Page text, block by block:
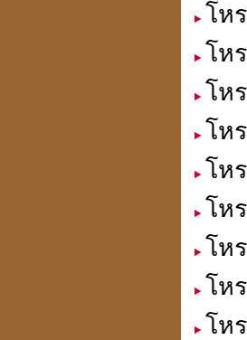
โห
โห
โห
โห
โห
โห
โห
โห
โห